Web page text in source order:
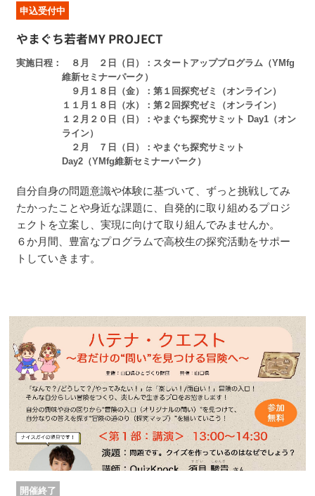
申込受付中
やまぐち若者MY PROJECT
実施日程
８月 ２日（日）：スタートアッププログラム（YMfg
維新セミナーパーク）
９月１８日（金）：第１回探究ゼミ（オンライン）
１１月１８日（水）：第２回探究ゼミ（オンライン）
１２月２０日（日）：やまぐち探究サミット Day1（オン
ライン）
２月 ７日（日）：やまぐち探究サミット
Day2（YMfg維新セミナーパーク）
自分自身の問題意識や体験に基づいて、ずっと挑戦してみ
たかったことや身近な課題に、自発的に取り組めるプロジ
ェクトを立案し、実現に向けて取り組んでみませんか。
６か月間、豊富なプログラムで高校生の探究活動をサポー
トしていきます。
開催終了